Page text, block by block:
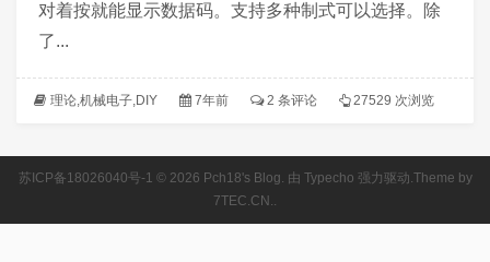
对着按就能显示数据码。支持多种制式可以选择。除
了...
理论,机械电子,DIY 7年前 2 条评论 27529 次浏览
苏ICP备18026040号-1 © 2026 Pch18's Blog. 由 Typecho 强力驱动.Theme by
7TEC.CN ..